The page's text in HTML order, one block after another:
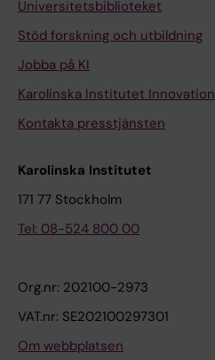
Universitetsbiblioteket
Stöd forskning och utbildning
Jobba på KI
Karolinska Institutet Innovation
Kontakta presstjänsten
Karolinska Institutet
171 77 Stockholm
Tel: 08-524 800 00
Org.nr: 202100-2973
VAT.nr: SE202100297301
Om webbplatsen